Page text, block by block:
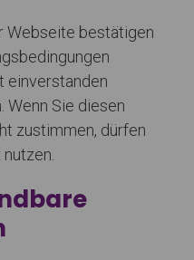
Webseite bestätigen
einverstanden
Wenn Sie diesen
zustimmen, dürfen